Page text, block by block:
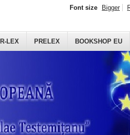
LEX PRELEX BOOKSHOP EU
Font size Bigger